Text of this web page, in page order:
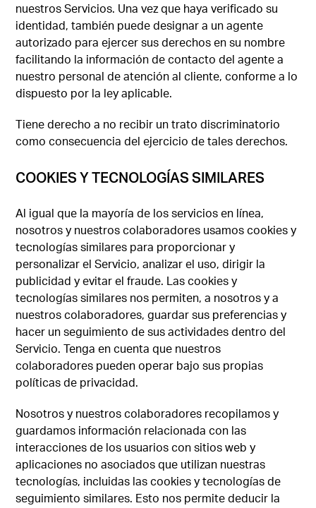
nuestros Servicios. Una vez que haya verificado su
identidad, también puede designar a un agente
autorizado para ejercer sus derechos en su nombre
facilitando la información de contacto del agente a
nuestro personal de atención al cliente, conforme a lo
dispuesto por la ley aplicable.
Tiene derecho a no recibir un trato discriminatorio
como consecuencia del ejercicio de tales derechos.
COOKIES Y TECNOLOGÍAS SIMILARES
Al igual que la mayoría de los servicios en línea,
nosotros y nuestros colaboradores usamos cookies y
tecnologías similares para proporcionar y
personalizar el Servicio, analizar el uso, dirigir la
publicidad y evitar el fraude. Las cookies y
tecnologías similares nos permiten, a nosotros y a
nuestros colaboradores, guardar sus preferencias y
hacer un seguimiento de sus actividades dentro del
Servicio. Tenga en cuenta que nuestros
colaboradores pueden operar bajo sus propias
políticas de privacidad.
Nosotros y nuestros colaboradores recopilamos y
guardamos información relacionada con las
interacciones de los usuarios con sitios web y
aplicaciones no asociados que utilizan nuestras
tecnologías, incluidas las cookies y tecnologías de
seguimiento similares. Esto nos permite deducir la